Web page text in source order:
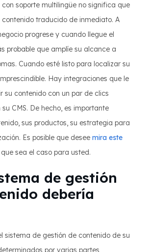
soporte multilingüe no significa que
contenido traducido de inmediato. A
progrese y cuando llegue el
probable que amplíe su alcance a
Cuando esté listo para localizar su
Hay integraciones que le
su contenido con un par de clics
CMS. De hecho, es importante
sus productos, su estrategia para
Es posible que desee mira este
sea el caso para usted.
de gestión
debería
sistema de gestión de contenido de su
por varias partes